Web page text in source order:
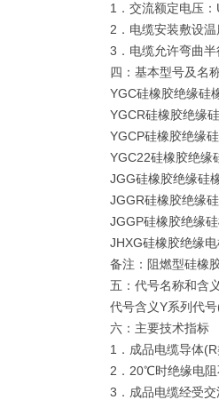
1．交流额定电压
2．电缆安装敷设
3．电缆允许弯曲
四：基本型号及名
YGC硅橡胶绝缘硅
YGCR硅橡胶绝缘
YGCP硅橡胶绝缘
YGC22硅橡胶绝缘
JGG硅橡胶绝缘硅
JGGR硅橡胶绝缘
JGGP硅橡胶绝缘
JHXG硅橡胶绝缘
备注：阻燃型硅橡
五：代号名称和含
代号含义Y系列代
六：主要技术指标
1．成品电缆导体
2．20℃时绝缘电
3．成品电缆经受